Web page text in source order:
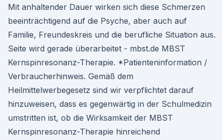
Mit anhaltender Dauer wirken sich diese Schmerzen
beeinträchtigend auf die Psyche, aber auch auf
Familie, Freundeskreis und die berufliche Situation aus.
Seite wird gerade überarbeitet - mbst.de MBST
Kernspinresonanz-Therapie. *Patienteninformation /
Verbraucherhinweis. Gemäß dem
Heilmittelwerbegesetz sind wir verpflichtet darauf
hinzuweisen, dass es gegenwärtig in der Schulmedizin
umstritten ist, ob die Wirksamkeit der MBST
Kernspinresonanz-Therapie hinreichend